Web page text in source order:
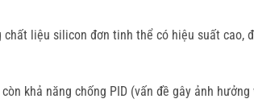
liệu silicon đơn tinh thể có hiệu suất
còn khả năng chống PID (vấn đề gây ảnh